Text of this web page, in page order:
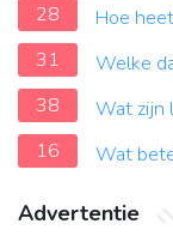
28
Hoe
31
Welke
38
Wat zijn
16
Wat
Advertentie